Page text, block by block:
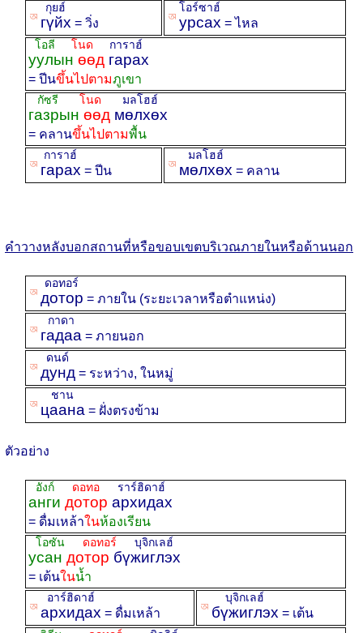
ꡐ гүйх
กุยฮ์
= วิ่ง ꡐ урсах
โอร์ซาฮ์
= ไหล
уулын өөдгарах
โอลี โนด การาฮ์
= ปีนขึ้นไปตามภูเขา
газрын өөдмөлхөх
กัซรี โนด มลโฮฮ์
= คลานขึ้นไปตามพื้น
ꡐ гарах
การาฮ์
= ปีน ꡐ мөлхөх
มลโฮฮ์
= คลาน
คำวางหลังบอกสถานที่หรือขอบเขตบริเวณภายในหรือด้านนอก
ꡐ дотор
ดอทอร์
= ภายใน (ระยะเวลาหรือตำแหน่ง)
ꡐ гадаа
กาดา
= ภายนอก
ꡐ дунд
ดนด์
= ระหว่าง, ในหมู่
ꡐ цаана
ชาน
= ฝั่งตรงข้าม
ตัวอย่าง
анги дотор архидах
อังก์ ดอทอราร์ฮิดาฮ์
= ดื่มเหล้าในห้องเรียน
усан дотор бүжиглэх
โอซัน ดอทอร์ บุจิกเลฮ์
= เต้นในน้ำ
ꡐ архидах
อาร์ฮิดาฮ์
= ดื่มเหล้า ꡐ бүжиглэх
บุจิกเลฮ์
= เต้น